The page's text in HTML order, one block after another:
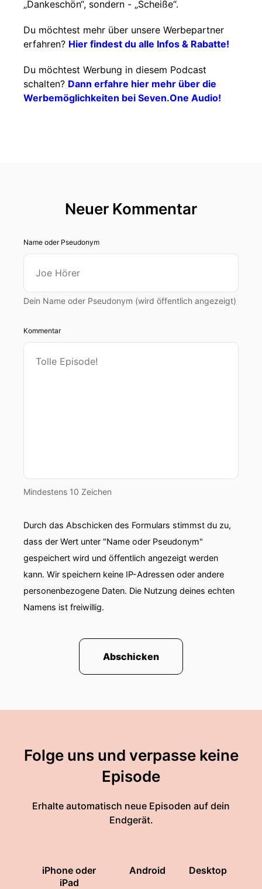
„Dankeschön“, sondern - „Scheiße“.
Du möchtest mehr über unsere Werbepartner
erfahren? Hier findest du alle Infos & Rabatte!
Du möchtest Werbung in diesem Podcast
schalten? Dann erfahre hier mehr über die
Werbemöglichkeiten bei Seven.One Audio!
Neuer Kommentar
Name oder Pseudonym
Dein Name oder Pseudonym (wird öffentlich angezeigt)
Kommentar
Mindestens 10 Zeichen
Durch das Abschicken des Formulars stimmst du zu,
dass der Wert unter "Name oder Pseudonym"
gespeichert wird und öffentlich angezeigt werden
kann. Wir speichern keine IP-Adressen oder andere
personenbezogene Daten. Die Nutzung deines echten
Namens ist freiwillig.
Abschicken
Folge uns und verpasse keine
Episode
Erhalte automatisch neue Episoden auf dein
Endgerät.
iPhone oder
iPad
Android Desktop